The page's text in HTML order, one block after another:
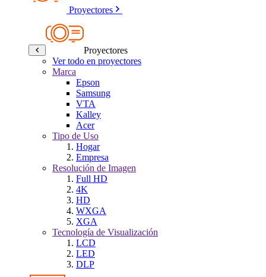
Proyectores
Proyectores
Ver todo en proyectores
Marca
Epson
Samsung
VTA
Kalley
Acer
Tipo de Uso
Hogar
Empresa
Resolución de Imagen
Full HD
4K
HD
WXGA
XGA
Tecnología de Visualización
LCD
LED
DLP